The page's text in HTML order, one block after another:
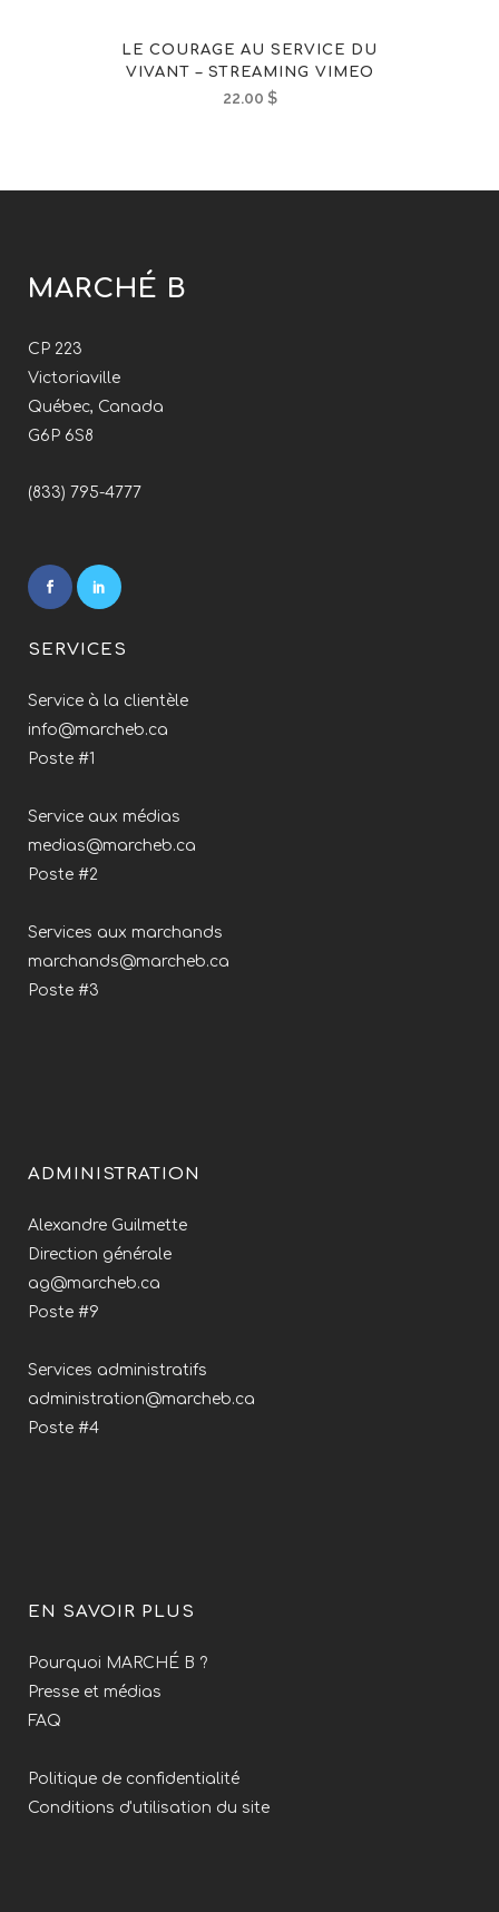
LE COURAGE AU SERVICE DU
VIVANT – STREAMING VIMEO
22.00 $
MARCHÉ B
CP 223
Victoriaville
Québec, Canada
G6P 6S8
(833) 795-4777
SERVICES
Service à la clientèle
info@marcheb.ca
Poste #1
Service aux médias
medias@marcheb.ca
Poste #2
Services aux marchands
marchands@marcheb.ca
Poste #3
ADMINISTRATION
Alexandre Guilmette
Direction générale
ag@marcheb.ca
Poste #9
Services administratifs
administration@marcheb.ca
Poste #4
EN SAVOIR PLUS
Pourquoi MARCHÉ B ?
Presse et médias
FAQ
Politique de confidentialité
Conditions d'utilisation du site